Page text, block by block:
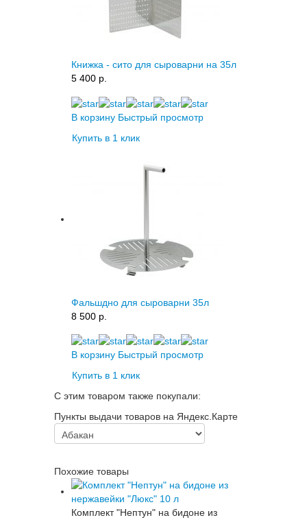
Книжка - сито для сыроварни на 35л
5 400 p.
В корзину Быстрый просмотр
Купить в 1 клик
Фальшдно для сыроварни 35л
8 500 p.
В корзину Быстрый просмотр
Купить в 1 клик
С этим товаром также покупали:
Пункты выдачи товаров на Яндекс.Карте
Похожие товары
Комплект "Нептун" на бидоне из